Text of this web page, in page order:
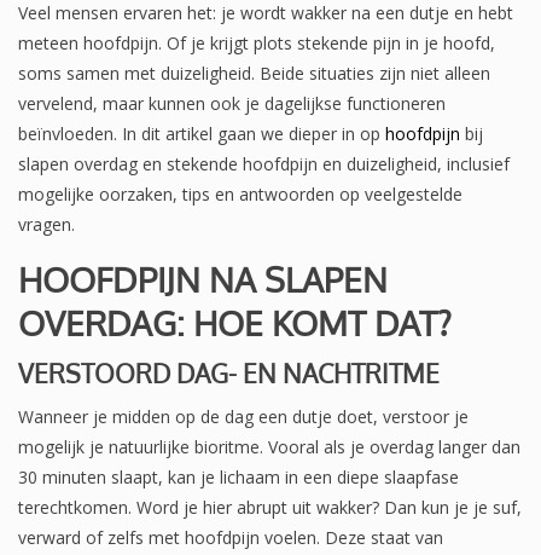
Veel mensen ervaren het: je wordt wakker na een dutje en hebt
meteen hoofdpijn. Of je krijgt plots stekende pijn in je hoofd,
soms samen met duizeligheid. Beide situaties zijn niet alleen
vervelend, maar kunnen ook je dagelijkse functioneren
beïnvloeden. In dit artikel gaan we dieper in op hoofdpijn bij
slapen overdag en stekende hoofdpijn en duizeligheid, inclusief
mogelijke oorzaken, tips en antwoorden op veelgestelde
vragen.
HOOFDPIJN NA SLAPEN
OVERDAG: HOE KOMT DAT?
VERSTOORD DAG- EN NACHTRITME
Wanneer je midden op de dag een dutje doet, verstoor je
mogelijk je natuurlijke bioritme. Vooral als je overdag langer dan
30 minuten slaapt, kan je lichaam in een diepe slaapfase
terechtkomen. Word je hier abrupt uit wakker? Dan kun je je suf,
verward of zelfs met hoofdpijn voelen. Deze staat van